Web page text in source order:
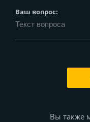
Ваш вопрос:
Вы также